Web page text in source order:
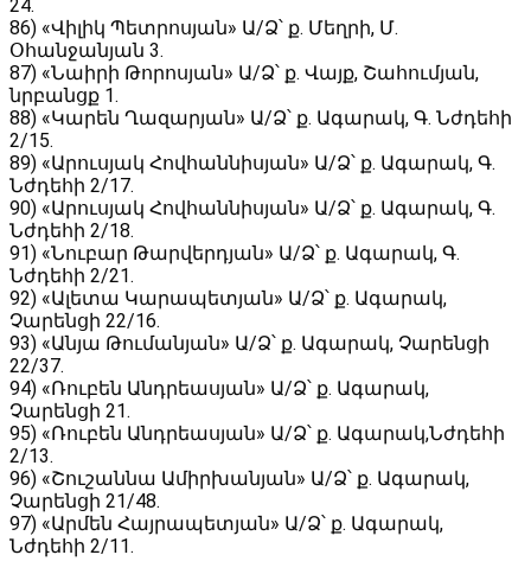
24.
86) «Վիլիկ Պետրոսյան» Ա/Ձ՝ ք. Մեղրի, Մ.
Օհանջանյան 3.
87) «Նաիրի Թորոսյան» Ա/Ձ՝ ք. Վայք, Շահումյան,
նրբանցք 1.
88) «Կարեն Ղազարյան» Ա/Ձ՝ ք․ Ագարակ, Գ․ Նժդեհի
2/15.
89) «Արուսյակ Հովհաննիսյան» Ա/Ձ՝ ք․ Ագարակ, Գ․
Նժդեհի 2/17.
90) «Արուսյակ Հովհաննիսյան» Ա/Ձ՝ ք․ Ագարակ, Գ․
Նժդեհի 2/18.
91) «Նուբար Թարվերդյան» Ա/Ձ՝ ք․ Ագարակ, Գ․
Նժդեհի 2/21.
92) «Ալետա Կարապետյան» Ա/Ձ՝ ք․ Ագարակ,
Չարենցի 22/16.
93) «Անյա Թումանյան» Ա/Ձ՝ ք․ Ագարակ, Չարենցի
22/37.
94) «Ռուբեն Անդրեասյան» Ա/Ձ՝ ք․ Ագարակ,
Չարենցի 21.
95) «Ռուբեն Անդրեասյան» Ա/Ձ՝ ք․ Ագարակ,Նժդեհի
2/13.
96) «Շուշաննա Ամիրխանյան» Ա/Ձ՝ ք․ Ագարակ,
Չարենցի 21/48.
97) «Արմեն Հայրապետյան» Ա/Ձ՝ ք․ Ագարակ,
Նժդեհի 2/11.